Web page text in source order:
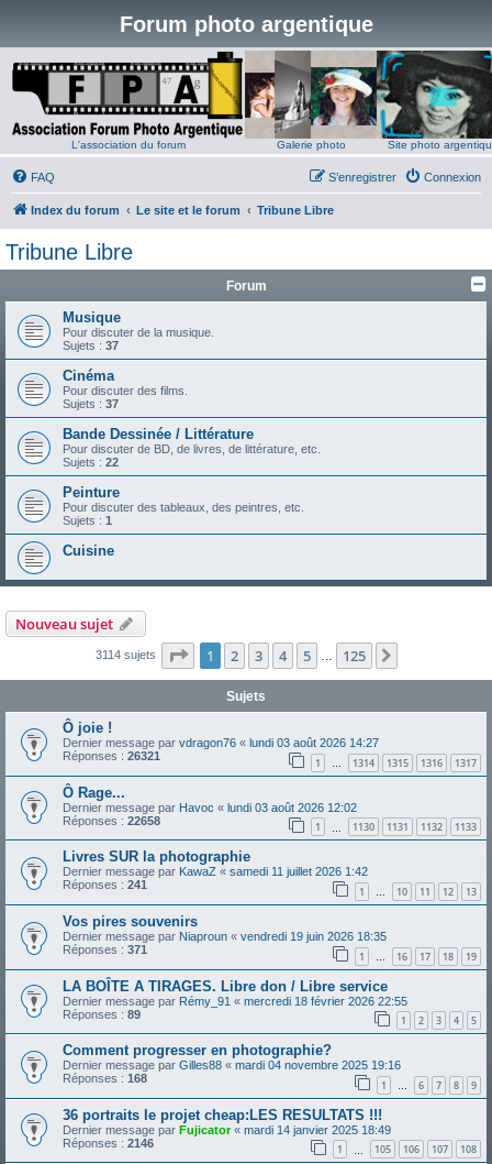
Forum photo argentique
L'association du forum Galerie photo Site photo
FAQ Connexion
S’enregistrer
Index du forum Le site et le forum Tribune Libre
Tribune Libre
Forum
Musique
Pour discuter de la musique.
Sujets : 37
Cinéma
Pour discuter des films.
Sujets : 37
Bande Dessinée / Littérature
Pour discuter de BD, de livres, de littérature, etc.
Sujets : 22
Peinture
Pour discuter des tableaux, des peintres, etc.
Sujets : 1
Cuisine
Nouveau sujet
3114 sujets Page 1sur125
1 2 3 4 5 125
Sujets
Ô joie !
Dernier message par vdragon76 « lundi 03 août 2026 14:27
Réponses : 26321 1 … 1314 1315 1316 1317
Ô Rage...
Dernier message par Havoc « lundi 03 août 2026 12:02
Réponses : 22658 1 1130 1131 1132 1133
Livres SUR la photographie
Dernier message par KawaZ « samedi 11 juillet 2026 1:42
Réponses : 241 1 … 10 11 12 13
Vos pires souvenirs
Dernier message par Niaproun « vendredi 19 juin 2026 18:35
Réponses : 371 1 … 16 17 18 19
LA BOÎTE A TIRAGES. Libre don / Libre service
Dernier message par Rémy_91 « mercredi 18 février 2026 22:55
Réponses : 89 1 2 3 4 5
Comment progresser en photographie?
Dernier message par Gilles88 « mardi 04 novembre 2025 19:16
Réponses : 168 1 … 6 7 8 9
36 portraits le projet cheap:LES RESULTATS !!!
Dernier message par Fujicator« mardi 14 janvier 2025 18:49
Réponses : 2146 1 105 106 107 108